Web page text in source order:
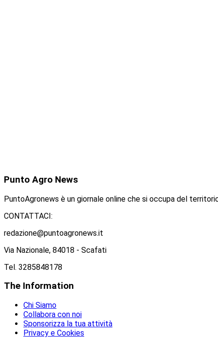
Punto Agro News
PuntoAgronews è un giornale online che si occupa del
CONTATTACI:
redazione@puntoagronews.it
Via Nazionale, 84018 - Scafati
Tel. 3285848178
The Information
Chi Siamo
Collabora con noi
Sponsorizza la tua attività
Privacy e Cookies